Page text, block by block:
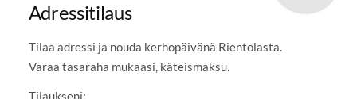
Adressitilaus
Tilaa adressi ja nouda kerhopäivänä Rientolasta.
Varaa tasaraha mukaasi, käteismaksu.
Tilaukseni: